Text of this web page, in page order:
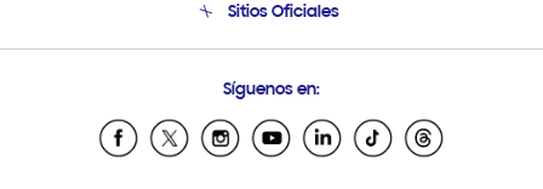
Soporte vía eMail
Sitios Oficiales
Samsung Ecuador
Samsung El Salvador
Síguenos en: